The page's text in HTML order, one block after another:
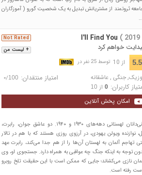
ثروتمند از مشتریانش تبدیل به یک شخصیت گورو ( آموزگاران
+ لیست من
Not Rated I'll Find You (
خواهم کرد
5.5 از 10 توسط 25 نفر در
, جنگی , عاشقانه امتیاز منتقدان: -/100
کاربران: 0از 10
امکان پخش آنلاین
با الهام از داستان‌های موسیقی‌دانان لهستانی دهه‌های ۱۹۳۰ و ۱۹۴۰. دو عاشق جوان، رابرت،
نوازنده ویولن یهودی، در آرزوی روزی هستند که با هم در تالار
تهاجم آلمان به لهستان آن‌ها را از هم جدا می‌کند، رابرت عهد
توجه به اینکه جنگ چه عواقبی به همراه دارد. جستجوی او، وی
نازی می‌کشاند؛ جایی که ممکن است با این حقیقت تلخ روبرو
رفته است.